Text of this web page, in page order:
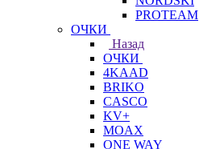
PROTEAM
ОЧКИ
Назад
ОЧКИ
4KAAD
BRIKO
CASCO
KV+
MOAX
ONE WAY